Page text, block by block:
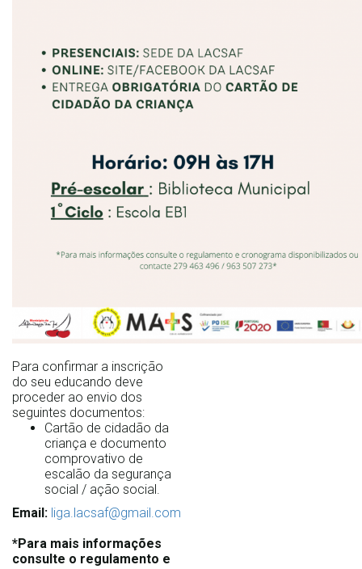
Para confirmar a inscrição
do seu educando deve
proceder ao envio dos
seguintes documentos:
Cartão de cidadão da
criança e documento
comprovativo de
escalão da segurança
social / ação social.
Email: liga.lacsaf@gmail.com
*Para mais informações
consulte o regulamento e